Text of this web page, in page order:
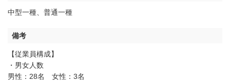
中型一種 普通一種
備考
【従業員構成】
・男女人数
男性：28名 女性：3名